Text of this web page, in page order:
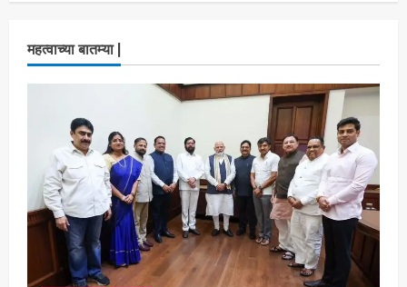
महत्वाच्या बातम्या |